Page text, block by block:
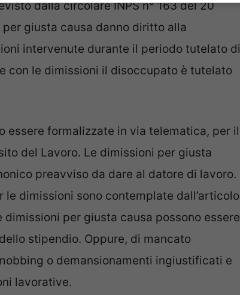
dalla circolare INPS n° 163 del 20
giusta causa danno diritto alla
intervenute durante il periodo tutelato di
con le dimissioni il disoccupato è tutelato
essere formalizzate in via telematica, per il
del Lavoro. Le dimissioni per giusta
preavviso da dare al datore di lavoro.
dimissioni sono contemplate dall’articolo
dimissioni per giusta causa possono essere
stipendio. Oppure, di mancato
o demansionamenti ingiustificati e
lavorative.